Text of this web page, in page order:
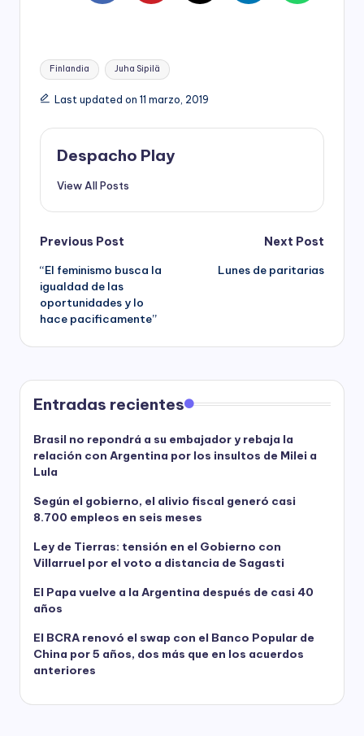
Tags:
Finlandia Juha Sipilä
Last updated on 11 marzo, 2019
Despacho Play
View All Posts
Post
navigation
Previous Post
“El feminismo busca la
igualdad de las
oportunidades y lo
hace pacificamente”
Next Post
Lunes de paritarias
Entradas recientes
Brasil no repondrá a su embajador y rebaja la
relación con Argentina por los insultos de Milei a
Lula
Según el gobierno, el alivio fiscal generó casi
8.700 empleos en seis meses
Ley de Tierras: tensión en el Gobierno con
Villarruel por el voto a distancia de Sagasti
El Papa vuelve a la Argentina después de casi 40
años
El BCRA renovó el swap con el Banco Popular de
China por 5 años, dos más que en los acuerdos
anteriores